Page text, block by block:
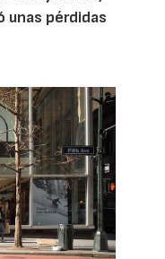
unas pérdidas